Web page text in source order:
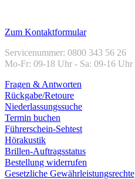
Zum Kontaktformular
Servicenummer: 0800 343 56 26
Mo-Fr: 09-18 Uhr - Sa: 09-16 Uhr
Fragen & Antworten
Rückgabe/Retoure
Niederlassungssuche
Termin buchen
Führerschein-Sehtest
Hörakustik
Brillen-Auftragsstatus
Bestellung widerrufen
Gesetzliche Gewährleistungsrechte